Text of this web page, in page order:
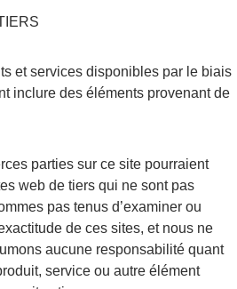
et services disponibles par le biais
inclure des éléments provenant de
parties sur ce site pourraient
web de tiers qui ne sont pas
pas tenus d’examiner ou
de ces sites, et nous ne
aucune responsabilité quant
service ou autre élément